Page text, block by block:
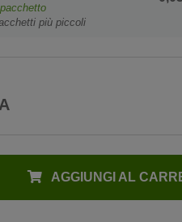
pacchetto
più piccoli
AGGIUNGI AL